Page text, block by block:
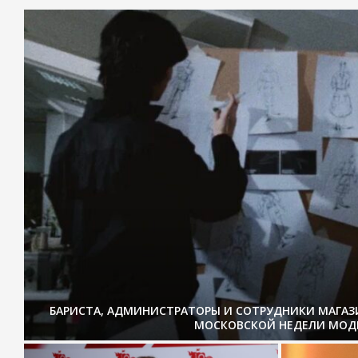
БАРИСТА, АДМИНИСТРАТОРЫ И СОТРУДНИКИ
МОСКОВСКОЙ НЕДЕЛИ